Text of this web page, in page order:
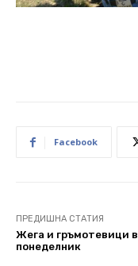
Facebook
ПРЕДИШНА СТАТИЯ
Жега и гръмотевици в
понеделник